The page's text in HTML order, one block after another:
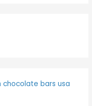
chocolate bars usa